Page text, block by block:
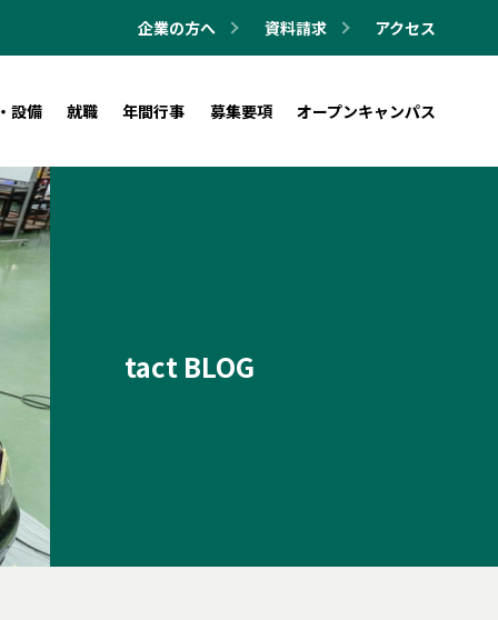
企業の方へ 資料請求 アクセス
設備 就職 年間行事 募集要項 オープンキャンパス
tact BLOG